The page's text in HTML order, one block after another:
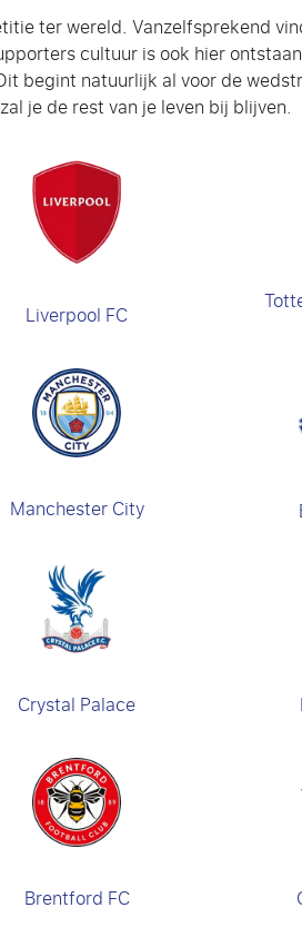
ter wereld. Vanzelfsprekend
cultuur is ook hier
begint natuurlijk al voor de
je de rest van je leven bij blijven.
Liverpool FC
Manchester City
Crystal Palace
Brentford FC